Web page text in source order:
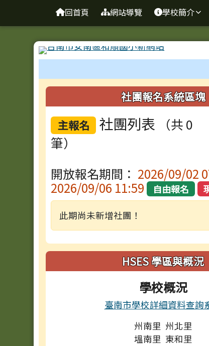
台南市和順國小新校網
回首頁 網站導覽 學校簡介
左邊區域內容社團報名系統區塊
主報名
社團列表
（共 0
筆）
開放報名期間： 2026/09/02
2026/09/06 11:59
自由報名
此期尚未新增社團！
HSES 學區與概況
學校概況
臺南市學校詳細資料查詢
州南里 州北里
塭南里 東和里
頁尾區域